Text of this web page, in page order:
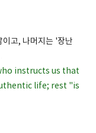
이고, 나머지는 '장난
instructs us that
life; rest "is